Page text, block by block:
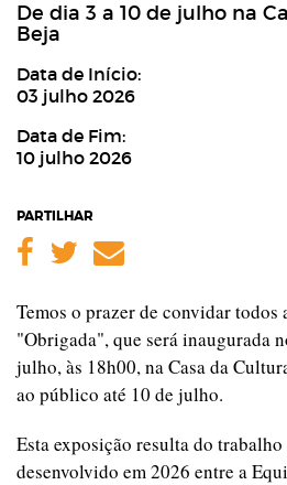
De dia 3 a 10 de julho na
Beja
Data de Início:
03 julho 2026
Data de Fim:
10 julho 2026
PARTILHAR
Facebook
Twitter
Email
Temos o prazer de convidar todos
"Obrigada", que será inaugurada
julho, às 18h00, na Casa da
ao público até 10 de julho.
Esta exposição resulta do
desenvolvido em 2026 entre a